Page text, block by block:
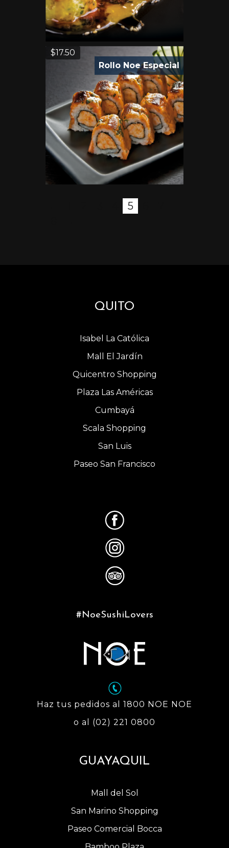
Rollo Noe Especial
$17.50
5
QUITO
Isabel La Católica
Mall El Jardín
Quicentro Shopping
Plaza Las Américas
Cumbayá
Scala Shopping
San Luis
Paseo San Francisco
#NoeSushiLovers
Haz tus pedidos al 1800 NOE NOE
o al (02) 221 0800
GUAYAQUIL
Mall del Sol
San Marino Shopping
Paseo Comercial Bocca